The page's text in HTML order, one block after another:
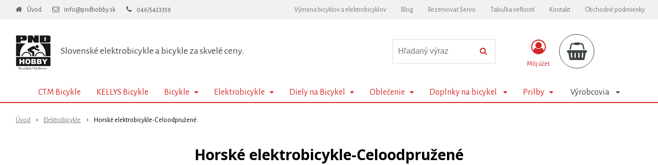
Slovenské elektrobicykle a bicykle za skvelé ceny.
Úvod info@pndhobby.sk 046/5423359 Výmena bicyklov a elektrobicyklov Blog Rezervovať Servis Tabuľka veľkostí Kontakt Obchodné podmienky
Môj účet
CTM Bicykle KELLYS Bicykle Bicykle Elektrobicykle Diely na Bicykel Oblečenie Doplnky na bicykel Prilby Výrobcovia
Úvod Elektrobicykle Horské elektrobicykle-Celoodpružené
Horské elektrobicykle-Celoodpružené